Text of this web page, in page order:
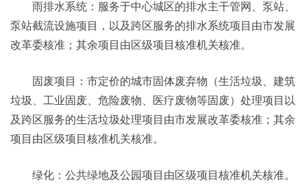
雨排水系统：服务于中心城区的排水主干管网、泵站、
泵站截流设施项目，以及跨区服务的排水系统项目由市发展
改革委核准；其余项目由区级项目核准机关核准。
固废项目：市定价的城市固体废弃物（生活垃圾、建筑
垃圾、工业固废、危险废物、医疗废物等固废）处理项目以
及跨区服务的生活垃圾处理项目由市发展改革委核准；其余
项目由区级项目核准机关核准。
绿化：公共绿地及公园项目由区级项目核准机关核准。